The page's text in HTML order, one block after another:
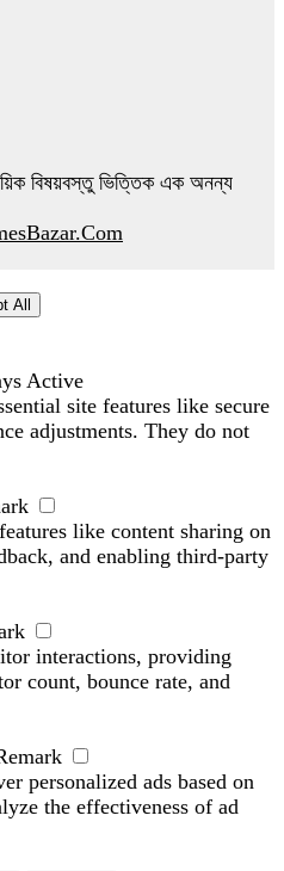
বিষয়বস্তু ভিত্তিক এক অনন্য
All
Active
site features like secure
adjustments. They do not
like content sharing on
and enabling third-party
interactions, providing
count, bounce rate, and
personalized ads based on
the effectiveness of ad